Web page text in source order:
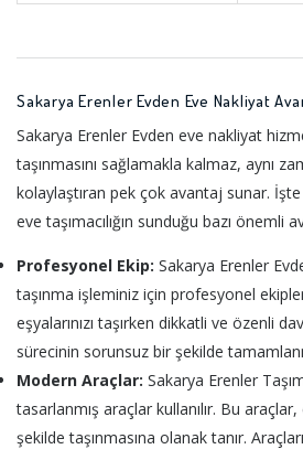
Sakarya Erenler Evden Eve Nakliyat
Sakarya Erenler Evden eve nakliyat
taşınmasını sağlamakla kalmaz, aynı
kolaylaştıran pek çok avantaj sunar.
eve taşımacılığın sunduğu bazı önemli
Profesyonel Ekip: Sakarya Erenler
taşınma işleminiz için profesyonel
eşyalarınızı taşırken dikkatli ve özenli
sürecinin sorunsuz bir şekilde
Modern Araçlar: Sakarya Erenler
tasarlanmış araçlar kullanılır. Bu araçlar,
şekilde taşınmasına olanak tanır.